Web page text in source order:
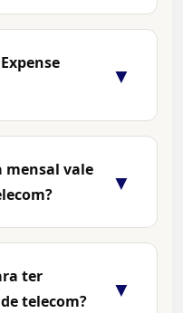
▼
vale
▼
ter
telecom?
▼